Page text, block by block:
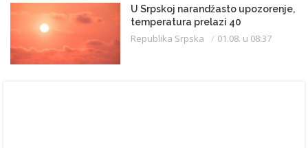
U Srpskoj narandžasto upozorenje,
temperatura prelazi 40
Republika Srpska 01.08. u 08:37